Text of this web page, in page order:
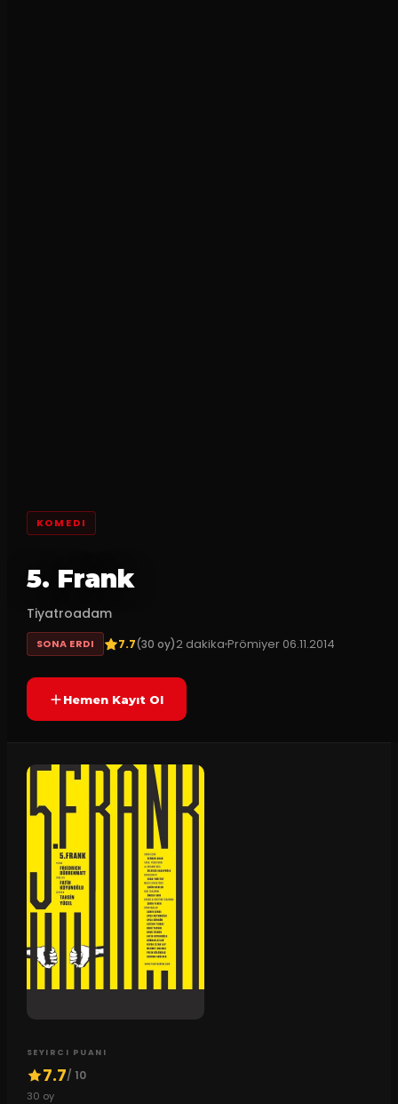
KOMEDI
5. Frank
Tiyatroadam
SONA ERDI 7.7(30 oy)2 dakikaPrömiyer 06.11.2014
Hemen Kayıt Ol
SEYIRCI PUANI
7.7/ 10
30 oy